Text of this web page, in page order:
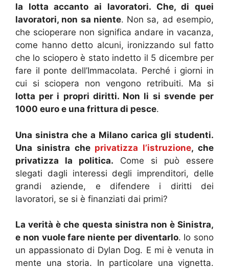
la lotta accanto ai lavoratori. Che, di quei
lavoratori, non sa niente. Non sa, ad esempio,
che scioperare non significa andare in vacanza,
come hanno detto alcuni, ironizzando sul fatto
che lo sciopero è stato indetto il 5 dicembre per
fare il ponte dell’Immacolata. Perché i giorni in
cui si sciopera non vengono retribuiti. Ma si
lotta per i propri diritti. Non li si svende per
1000 euro e una frittura di pesce.
Una sinistra che a Milano carica gli studenti.
Una sinistra che privatizza l’istruzione, che
privatizza la politica. Come si può essere
slegati dagli interessi degli imprenditori, delle
grandi aziende, e difendere i diritti dei
lavoratori, se si è finanziati dai primi?
La verità è che questa sinistra non è Sinistra,
e non vuole fare niente per diventarlo. Io sono
un appassionato di Dylan Dog. E mi è venuta in
mente una storia. In particolare una vignetta.